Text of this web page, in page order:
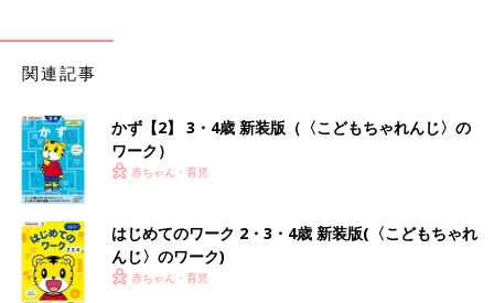
関連記事
かず【2】 3・4歳 新装版（〈こどもちゃれんじ〉の
ワーク）
赤ちゃん・育児
はじめてのワーク 2・3・4歳 新装版(〈こどもちゃれ
んじ〉のワーク)
赤ちゃん・育児